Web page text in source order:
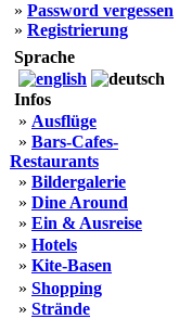
» Password vergessen
» Registrierung
Sprache
Infos
» Ausflüge
» Bars-Cafes-
Restaurants
» Bildergalerie
» Dine Around
» Ein & Ausreise
» Hotels
» Kite-Basen
» Shopping
» Strände